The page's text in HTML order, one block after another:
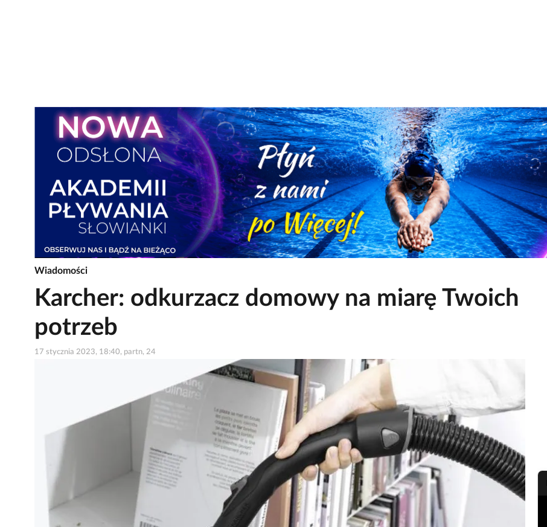
Wiadomości
Karcher: odkurzacz domowy na miarę Twoich
potrzeb
17 stycznia 2023, 18:40, partn, 24